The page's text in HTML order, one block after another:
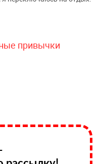
привычки